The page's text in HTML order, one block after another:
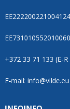
+372 33 71 133 (E-
E-mail: info@vilde.eu